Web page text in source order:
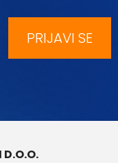
PRIJAVI SE